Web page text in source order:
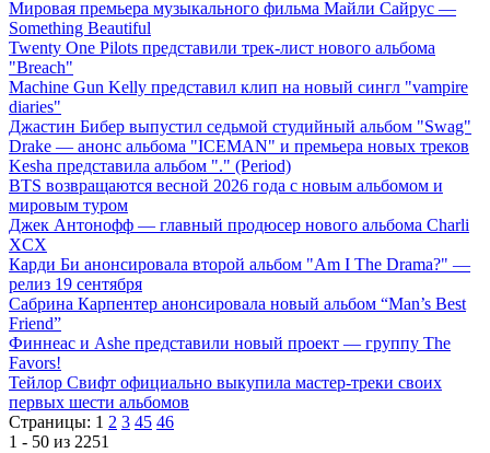
Мировая премьера музыкального фильма Майли Сайрус —
Something Beautiful
Twenty One Pilots представили трек-лист нового альбома
"Breach"
Machine Gun Kelly представил клип на новый сингл "vampire
diaries"
Джастин Бибер выпустил седьмой студийный альбом "Swag"
Drake — анонс альбома "ICEMAN" и премьера новых треков
Kesha представила альбом "." (Period)
BTS возвращаются весной 2026 года с новым альбомом и
мировым туром
Джек Антонофф — главный продюсер нового альбома Charli
XCX
Карди Би анонсировала второй альбом "Am I The Drama?" —
релиз 19 сентября
Сабрина Карпентер анонсировала новый альбом “Man’s Best
Friend”
Финнеас и Ashe представили новый проект — группу The
Favors!
Тейлор Свифт официально выкупила мастер-треки своих
первых шести альбомов
Страницы: 1 2 3 45 46
1 - 50 из 2251